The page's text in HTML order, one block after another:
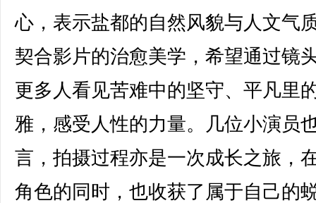
心，表示盐都的自然风貌与人文气
契合影片的治愈美学，希望通过镜
更多人看见苦难中的坚守、平凡里
雅，感受人性的力量。几位小演员
言，拍摄过程亦是一次成长之旅，
角色的同时，也收获了属于自己的